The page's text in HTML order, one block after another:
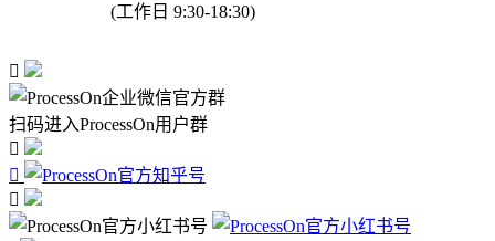
(工作日 9:30-18:30)

扫码进入ProcessOn用户群


